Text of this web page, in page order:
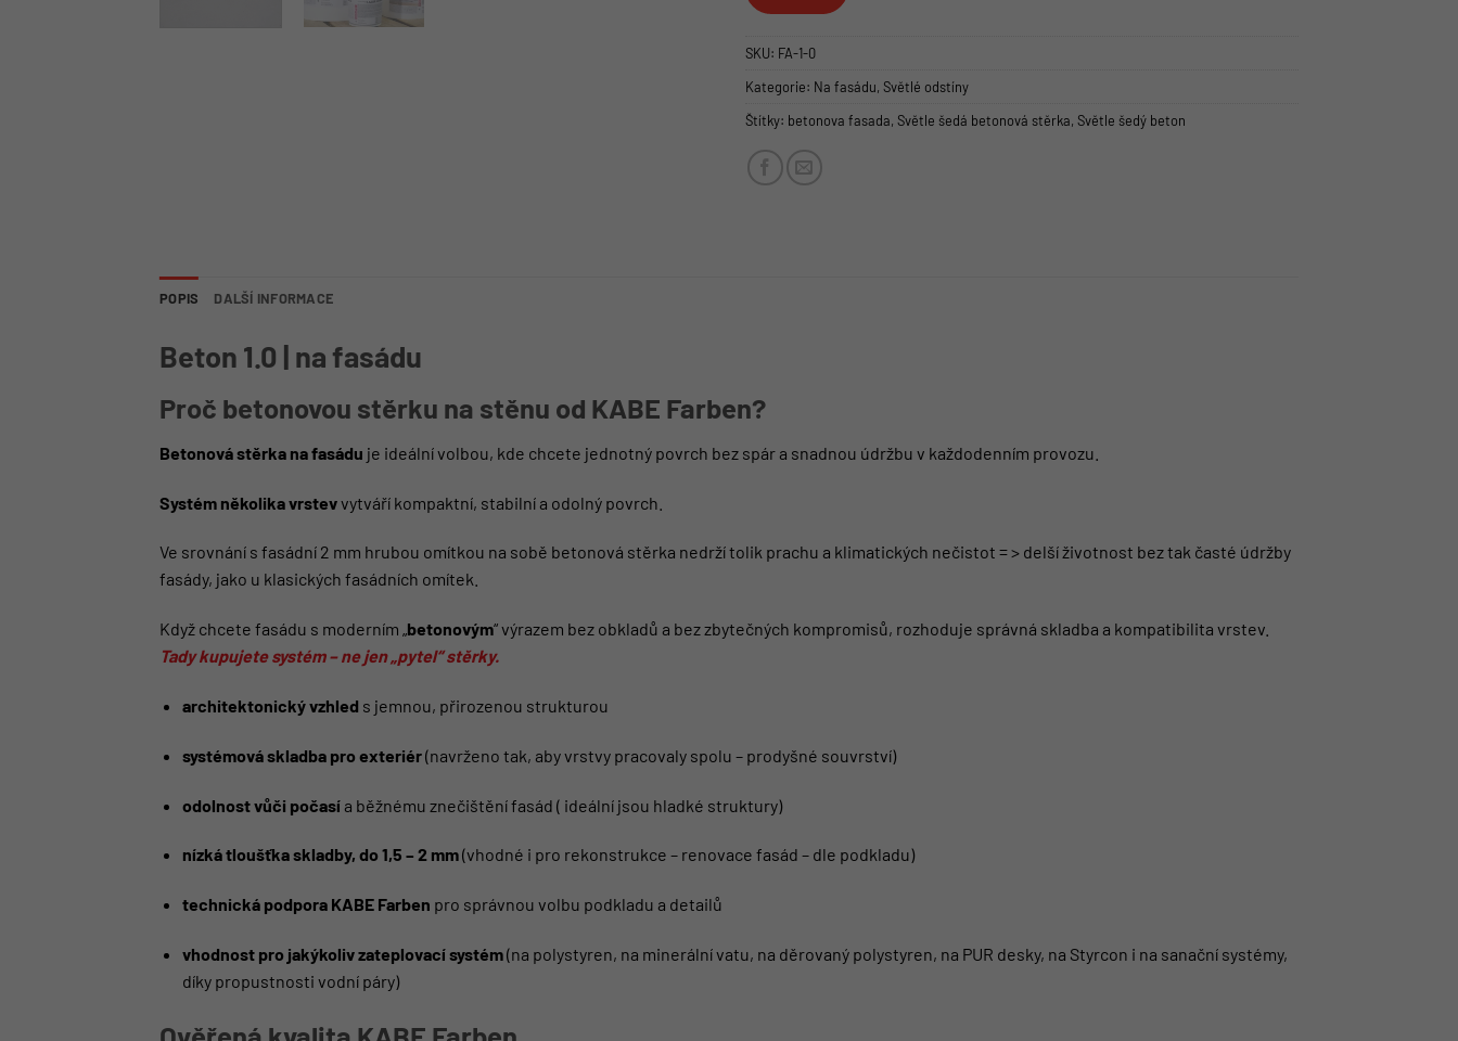
SKU: FA-1-0
Kategorie: Na fasádu, Světlé odstíny
Štítky: betonova fasada, Světle šedá betonová stěrka, Světle šedý beton
POPIS DALŠÍ INFORMACE
Beton 1.0 | na fasádu
Proč betonovou stěrku na stěnu od KABE Farben?
Betonová stěrka na fasádu je ideální volbou, kde chcete jednotný povrch bez spár a snadnou údržbu v každodenním provozu.
Systém několika vrstevvytváří kompaktní, stabilní a odolný povrch.
Ve srovnání s fasádní 2 mm hrubou omítkou na sobě betonová stěrka nedrží tolik prachu a klimatických nečistot = > delší životnost bez tak časté údržby
fasády, jako u klasických fasádních omítek.
Když chcete fasádu s moderním „betonovým“ výrazem bez obkladů a bez zbytečných kompromisů, rozhoduje správná skladba a kompatibilita vrstev.
Tady kupujete systém – ne jen „pytel“ stěrky.
architektonický vzhled s jemnou, přirozenou strukturou
systémová skladba pro exteriér(navrženo tak, aby vrstvy pracovaly spolu – prodyšné souvrství)
odolnost vůči počasía běžnému znečištění fasád ( ideální jsou hladké struktury)
nízká tloušťka skladby, do 1,5 – 2 mm(vhodné i pro rekonstrukce – renovace fasád – dle podkladu)
technická podpora KABE Farben pro správnou volbu podkladu a detailů
vhodnost pro jakýkoliv zateplovací systém(na polystyren, na minerální vatu, na děrovaný polystyren, na PUR desky, na Styrcon i na sanační systémy,
díky propustnosti vodní páry)